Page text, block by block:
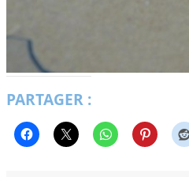
PARTAGER :